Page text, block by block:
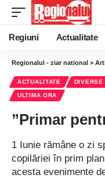
Regiuni Actualitate
Regionalul - ziar national >
ACTUALITATE DIVERSE
ULTIMA ORA
”Primar
1 Iunie rămâne o zi
copilăriei în prim
acesta evenimente